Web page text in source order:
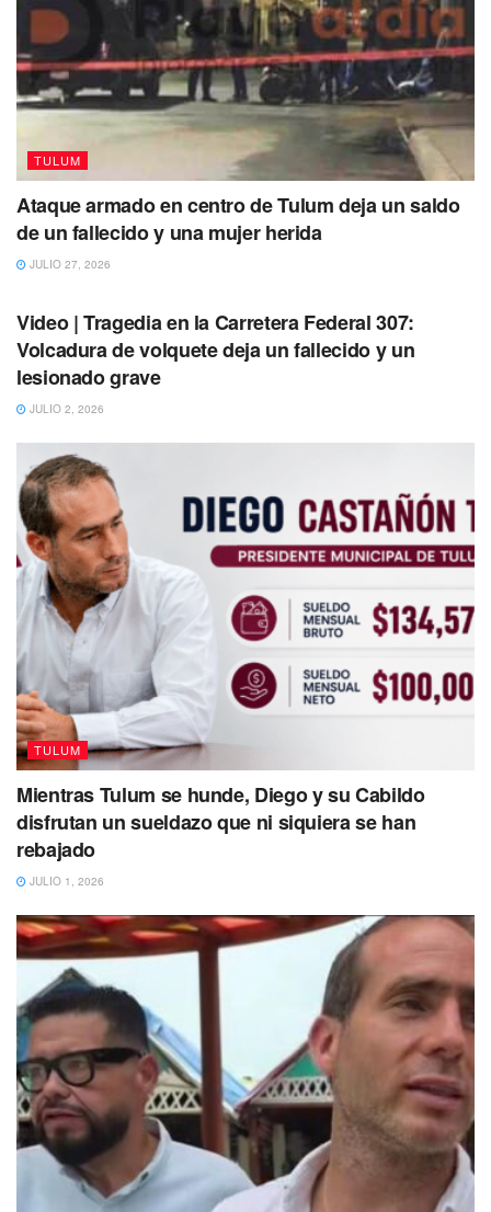
Chichén Itzá, ya que las agencias redireccionaron sus
tours a sitios arqueológicos como Tulum. Añadió que este
auge de la temporada alta durará hasta el 5 de enero y
posteriormente bajará y se establecerá en 80 por ciento.
“En la mañana (del martes) estuvo muy larga
la fila, el día de ayer de igual manera, quiero
pensar que ayer fue debido a que muchas
agencias desviaron sus tours hacia Tulum y
al igual que Ek Balam estuvimos a tope, al
100 por ciento”, externó.
Por su parte, Jesús Pastrana, con varios años como
vendedor de artesanías, declaró que las galerías y
restaurantes fueron los que más se favorecieron con la
afluencia de visitantes nacionales y extranjeros.
Consideró que estaban operando entre 70 y 80 por ciento,
pero en estos dos días lograron generar ventas hasta por
arriba de los 90 puntos porcentuales.
Se debe recordar que la zona arqueológica de Chichén
TULUM
Ataque armado en centro de Tulum deja un saldo
de un fallecido y una mujer herida
JULIO 27, 2026
Video | Tragedia en la Carretera Federal 307:
Volcadura de volquete deja un fallecido y un
lesionado grave
JULIO 2, 2026
TULUM
Mientras Tulum se hunde, Diego y su Cabildo
disfrutan un sueldazo que ni siquiera se han
rebajado
JULIO 1, 2026